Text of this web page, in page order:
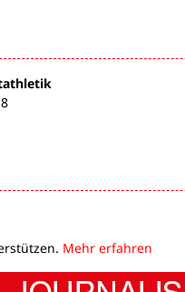
Mehr erfahren